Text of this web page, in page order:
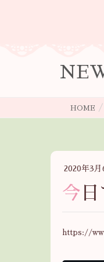
HOME
2020年3月
https://